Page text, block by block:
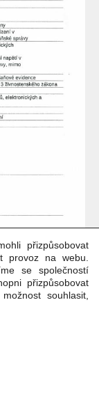
přizpůsobovat
provoz na webu.
se společností
přizpůsobovat
souhlasit,